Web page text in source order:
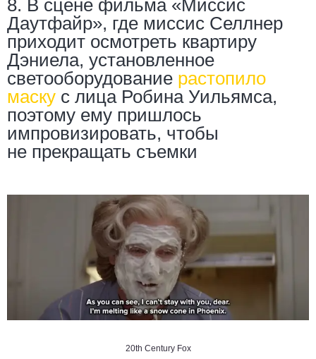
8. В сцене фильма «Миссис
Даутфайр», где миссис Селлнер
приходит осмотреть квартиру
Дэниела, установленное
светооборудование растопило
маску с лица Робина Уильямса,
поэтому ему пришлось
импровизировать, чтобы
не прекращать съемки
20th Century Fox